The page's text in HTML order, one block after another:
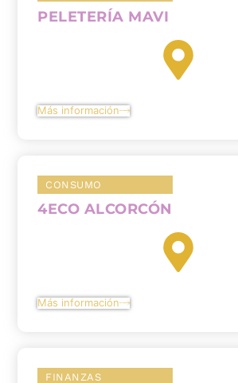
PELETERÍA MAVI
Más información
CONSUMO
4ECO ALCORCÓN
Más información
FINANZAS